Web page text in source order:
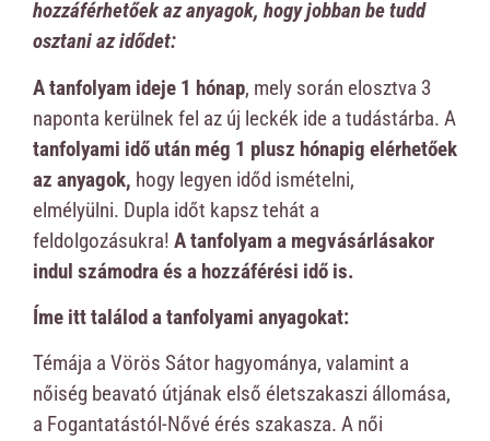
hozzáférhetőek az anyagok, hogy jobban be tudd
osztani az idődet:
A tanfolyam ideje 1 hónap, mely során elosztva 3
naponta kerülnek fel az új leckék ide a tudástárba. A
tanfolyami idő után még 1 plusz hónapig elérhetőek
az anyagok, hogy legyen időd ismételni,
elmélyülni. Dupla időt kapsz tehát a
feldolgozásukra! A tanfolyam a megvásárlásakor
indul számodra és a hozzáférési idő is.
Íme itt találod a tanfolyami anyagokat:
Témája a Vörös Sátor hagyománya, valamint a
nőiség beavató útjának első életszakaszi állomása,
a Fogantatástól-Nővé érés szakasza. A női